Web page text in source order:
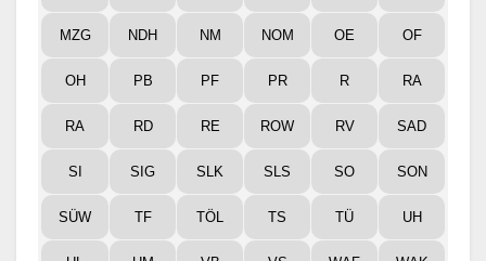
MZG NDH NM NOM OE OF
OH PB PF PR R RA
RA RD RE ROW RV SAD
SI SIG SLK SLS SO SON
SÜW TF TÖL TS TÜ UH